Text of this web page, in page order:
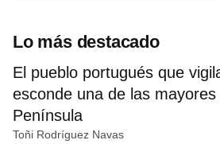
Lo más destacado
El pueblo portugués que
esconde una de las
Península
Toñi Rodríguez Navas